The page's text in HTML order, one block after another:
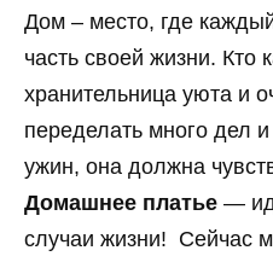
Дом – место, где
часть своей жизни. Кто
хранительница уюта и
переделать много дел
ужин, она должна
Домашнее платье —
случаи жизни! Сейчас